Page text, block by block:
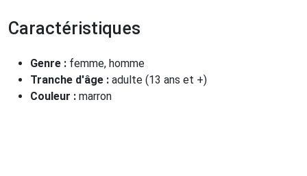
Caractéristiques
Genre : femme, homme
Tranche d'âge : adulte (13 ans et +)
Couleur : marron